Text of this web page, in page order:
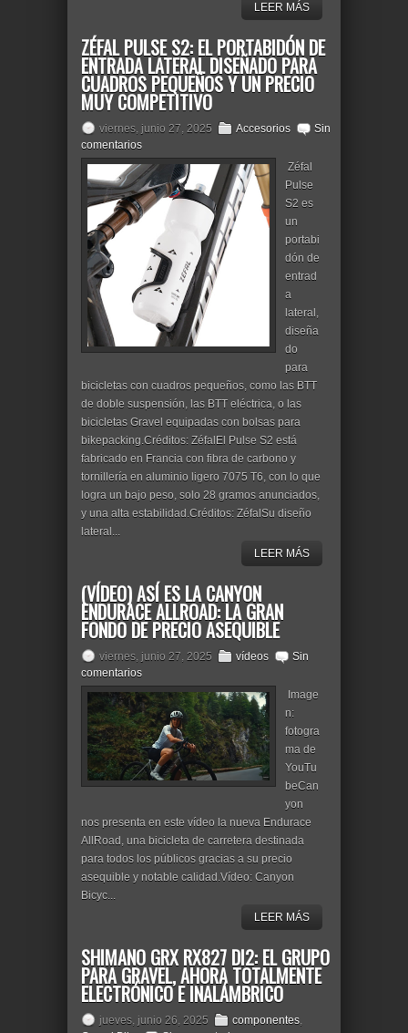
LEER MÁS
ZÉFAL PULSE S2: EL PORTABIDÓN DE
ENTRADA LATERAL DISEÑADO PARA
CUADROS PEQUEÑOS Y UN PRECIO
MUY COMPETITIVO
viernes, junio 27, 2025 Accesorios
Sin
comentarios
Zéfal
Pulse
S2 es
un
portabi
dón de
entrad
a
lateral,
diseña
do
para
bicicletas con cuadros pequeños, como las BTT
de doble suspensión, las BTT eléctrica, o las
bicicletas Gravel equipadas con bolsas para
bikepacking.Créditos: ZéfalEl Pulse S2 está
fabricado en Francia con fibra de carbono y
tornillería en aluminio ligero 7075 T6, con lo que
logra un bajo peso, solo 28 gramos anunciados,
y una alta estabilidad.Créditos: ZéfalSu diseño
lateral...
LEER MÁS
(VÍDEO) ASÍ ES LA CANYON
ENDURACE ALLROAD: LA GRAN
FONDO DE PRECIO ASEQUIBLE
viernes, junio 27, 2025 vídeos
Sin
comentarios
Image
n:
fotogra
ma de
YouTu
beCan
yon
nos presenta en este vídeo la nueva Endurace
AllRoad, una bicicleta de carretera destinada
para todos los públicos gracias a su precio
asequible y notable calidad.Vídeo: Canyon
Bicyc...
LEER MÁS
SHIMANO GRX RX827 DI2: EL GRUPO
PARA GRAVEL, AHORA TOTALMENTE
ELECTRÓNICO E INALÁMBRICO
jueves, junio 26, 2025 componentes,